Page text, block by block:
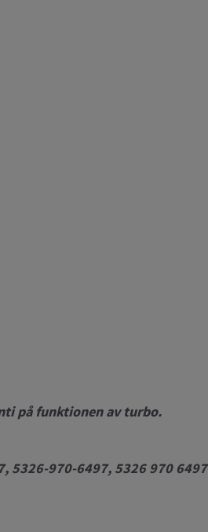
på funktionen av turbo.
5326-970-6497, 5326 970 6497